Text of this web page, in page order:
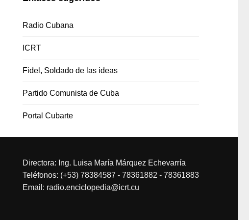
Radio Cubana
ICRT
Fidel, Soldado de las ideas
Partido Comunista de Cuba
Portal Cubarte
Directora: Ing. Luisa María Márquez Echevarría
Teléfonos: (+53) 78384587 - 78361882 - 78361883
Email: radio.enciclopedia@icrt.cu